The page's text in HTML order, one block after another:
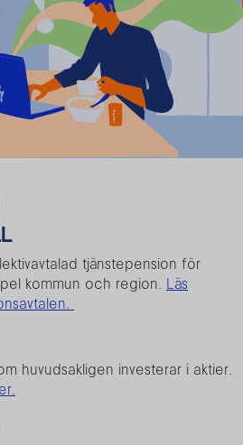
tjänstepension för
kommun och region. Läs
huvudsakligen investerar i aktier.